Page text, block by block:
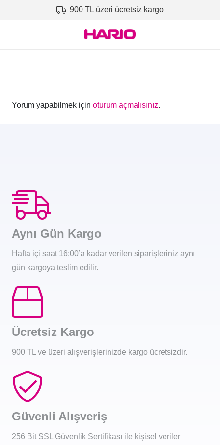
900 TL üzeri ücretsiz kargo
Yorum yapabilmek için oturum açmalısınız.
Aynı Gün Kargo
Hafta içi saat 16:00’a kadar verilen siparişleriniz aynı
gün kargoya teslim edilir.
Ücretsiz Kargo
900 TL ve üzeri alışverişlerinizde kargo ücretsizdir.
Güvenli Alışveriş
256 Bit SSL Güvenlik Sertifikası ile kişisel veriler